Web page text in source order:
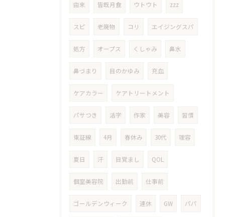
由来 皆既月食 ウトウト zzz
スピ 老廃物 コリ エイジングスパ
処方 オープス くしゃみ 鼻水
鼻づまり 目のかゆみ 充血
ケアカラー ケアトリートメント
パサつき 活字 作家 美容 習慣
東証線 4月 春休み 30代 理容
夏日 汗 目覚まし QOL
個室美容院 出勤前 仕事前
ゴールデンウィーク 連休 GW パパ